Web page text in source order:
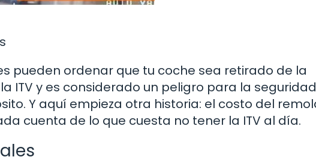
pueden ordenar que tu coche sea retirado de la
ITV y es considerado un peligro para la
Y aquí empieza otra historia: el costo del
cuenta de lo que cuesta no tener la ITV al día.